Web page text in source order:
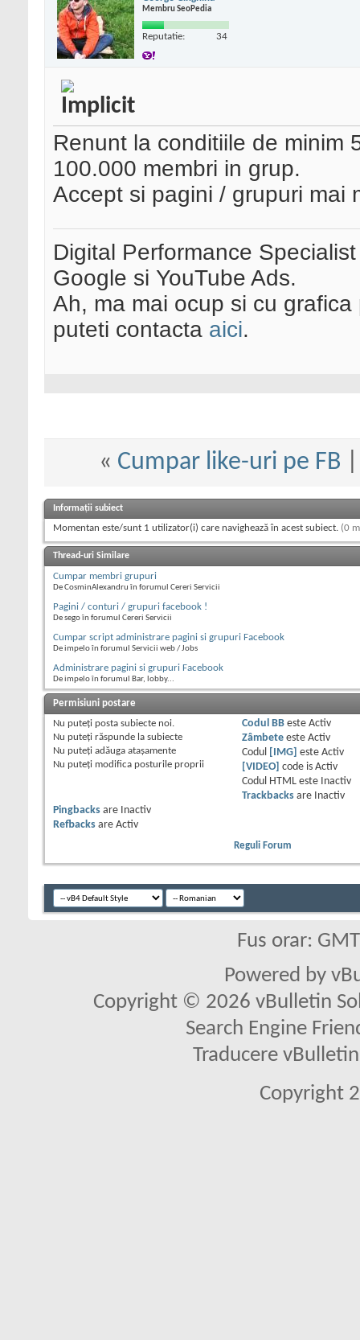
Membru SeoPedia
Reputatie: 34
Renunt la conditiile de minim
100.000 membri in grup.
Accept si pagini / grupuri mai
Digital Performance
Google si YouTube Ads.
Ah, ma mai ocup si cu
puteti contacta aici.
« Cumpar like-uri pe FB
Informații subiect
Momentan este/sunt 1 utilizator(i) care navighează în acest subiect. (0
Thread-uri Similare
Cumpar membri grupuri
De CosminAlexandru în forumul Cereri Servicii
Pagini / conturi / grupuri facebook !
De sego în forumul Cereri Servicii
Cumpar script administrare pagini si grupuri Facebook
De impelo în forumul Servicii web / Jobs
Administrare pagini si grupuri Facebook
De impelo în forumul Bar, lobby...
Permisiuni postare
Nu puteţi posta subiecte noi.
Nu puteţi răspunde la subiecte
Nu puteţi adăuga ataşamente
Nu puteţi modifica posturile proprii
Codul BBeste Activ
Zâmbeteeste Activ
Codul
[IMG] este Activ
[VIDEO]
code is Activ
Codul HTML este
Inactiv
Trackbacksare
Inactiv
Pingbacks are
Inactiv
Refbacks are Activ
Reguli Forum
Fus orar:
Powered by
Copyright © 2026 vBulletin
Search Engine
Traducere
Copyright